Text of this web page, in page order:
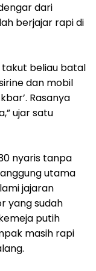
dari
berjajar rapi di
takut beliau batal
dan mobil
Rasanya
ujar satu
nyaris tanpa
utama
jajaran
yang sudah
putih
masih rapi